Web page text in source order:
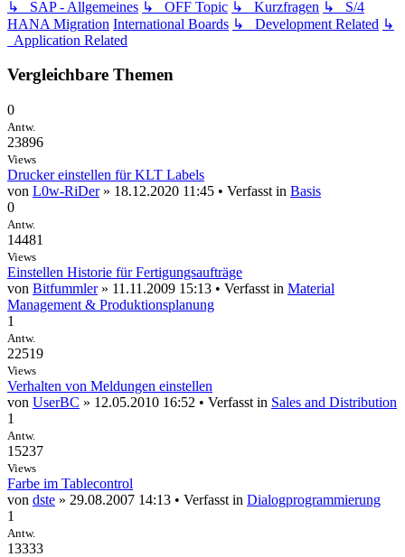
↳ SAP - Allgemeines ↳ OFF Topic ↳ Kurzfragen ↳ S/4
HANA Migration International Boards ↳ Development Related ↳
Application Related
Vergleichbare Themen
0
Antw.
23896
Views
Drucker einstellen für KLT Labels
von L0w-RiDer» 18.12.2020 11:45 • Verfasst in Basis
0
Antw.
14481
Views
Einstellen Historie für Fertigungsaufträge
von Bitfummler» 11.11.2009 15:13 • Verfasst in Material
Management & Produktionsplanung
1
Antw.
22519
Views
Verhalten von Meldungen einstellen
von UserBC » 12.05.2010 16:52 • Verfasst in Sales and Distribution
1
Antw.
15237
Views
Farbe im Tablecontrol
von dste » 29.08.2007 14:13 • Verfasst in Dialogprogrammierung
1
Antw.
13333